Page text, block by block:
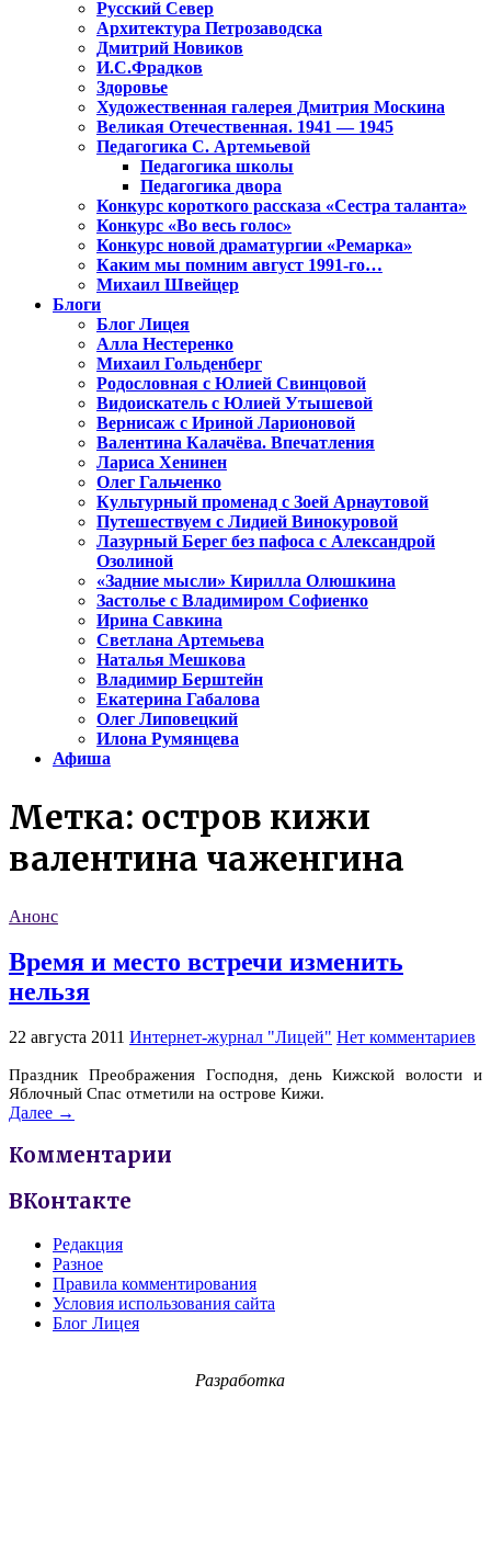
Русский Север
Архитектура Петрозаводска
Дмитрий Новиков
И.С.Фрадков
Здоровье
Художественная галерея Дмитрия Москина
Великая Отечественная. 1941 — 1945
Педагогика С. Артемьевой
Педагогика школы
Педагогика двора
Конкурс короткого рассказа «Сестра таланта»
Конкурс «Во весь голос»
Конкурс новой драматургии «Ремарка»
Каким мы помним август 1991-го…
Михаил Швейцер
Блоги
Блог Лицея
Алла Нестеренко
Михаил Гольденберг
Родословная с Юлией Свинцовой
Видоискатель с Юлией Утышевой
Вернисаж с Ириной Ларионовой
Валентина Калачёва. Впечатления
Лариса Хенинен
Олег Гальченко
Культурный променад с Зоей Арнаутовой
Путешествуем с Лидией Винокуровой
Лазурный Берег без пафоса с Александрой
Озолиной
«Задние мысли» Кирилла Олюшкина
Застолье с Владимиром Софиенко
Ирина Савкина
Светлана Артемьева
Наталья Мешкова
Владимир Берштейн
Екатерина Габалова
Олег Липовецкий
Илона Румянцева
Афиша
Метка: остров кижи
валентина чаженгина
Анонс
Время и место встречи изменить
нельзя
22 августа 2011 Интернет-журнал "Лицей" Нет комментариев
Праздник Преображения Господня, день Кижской волости и
Яблочный Спас отметили на острове Кижи.
Далее →
Комментарии
ВКонтакте
Редакция
Разное
Правила комментирования
Условия использования сайта
Блог Лицея
Разработка